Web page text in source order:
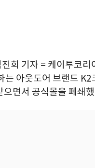
희 기자 = 케이투코리
는 아웃도어 브랜드 K2
으면서 공식몰을 폐쇄